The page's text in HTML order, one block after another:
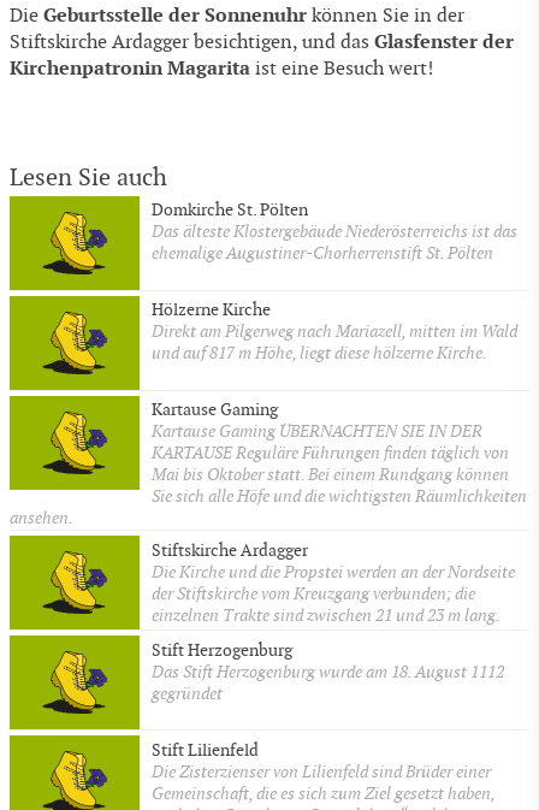
Die Geburtsstelle der Sonnenuhr können Sie in der
Stiftskirche Ardagger besichtigen, und das Glasfenster der
Kirchenpatronin Magarita ist eine Besuch wert!
Lesen Sie auch
Domkirche St. Pölten
Das älteste Klostergebäude Niederösterreichs ist das
ehemalige Augustiner-Chorherrenstift St. Pölten
Hölzerne Kirche
Direkt am Pilgerweg nach Mariazell, mitten im Wald
und auf 817 m Höhe, liegt diese hölzerne Kirche.
Kartause Gaming
Kartause Gaming ÜBERNACHTEN SIE IN DER
KARTAUSE Reguläre Führungen finden täglich von
Mai bis Oktober statt. Bei einem Rundgang können
Sie sich alle Höfe und die wichtigsten Räumlichkeiten
ansehen.
Stiftskirche Ardagger
Die Kirche und die Propstei werden an der Nordseite
der Stiftskirche vom Kreuzgang verbunden; die
einzelnen Trakte sind zwischen 21 und 23 m lang.
Stift Herzogenburg
Das Stift Herzogenburg wurde am 18. August 1112
gegründet
Stift Lilienfeld
Die Zisterzienser von Lilienfeld sind Brüder einer
Gemeinschaft, die es sich zum Ziel gesetzt haben,